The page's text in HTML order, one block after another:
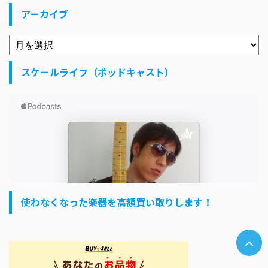
アーカイブ
スケールライフ（ポッドキャスト）
使わなくなった楽器を高額買い取りします！